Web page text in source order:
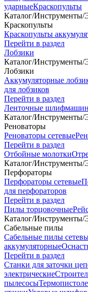
ударныеКраскопульты
Каталог/Инструменты/
Краскопульты
Краскопульты
Перейти в раздел
Лобзики
Каталог/Инструменты/
Лобзики
Аккумуляторные
для лобзиков
Перейти в раздел
Ленточные
Каталог/Инструменты/
Реноваторы
Реноваторы сетевые
Перейти в раздел
Отбойные молотки
Каталог/Инструменты/
Перфораторы
Перфораторы сетевые
для перфораторов
Перейти в раздел
Пилы торцовочные
Каталог/Инструменты/
Сабельные пилы
Сабельные пилы
аккумуляторные
Перейти в раздел
Станки для заточки
электрические
пылесосы